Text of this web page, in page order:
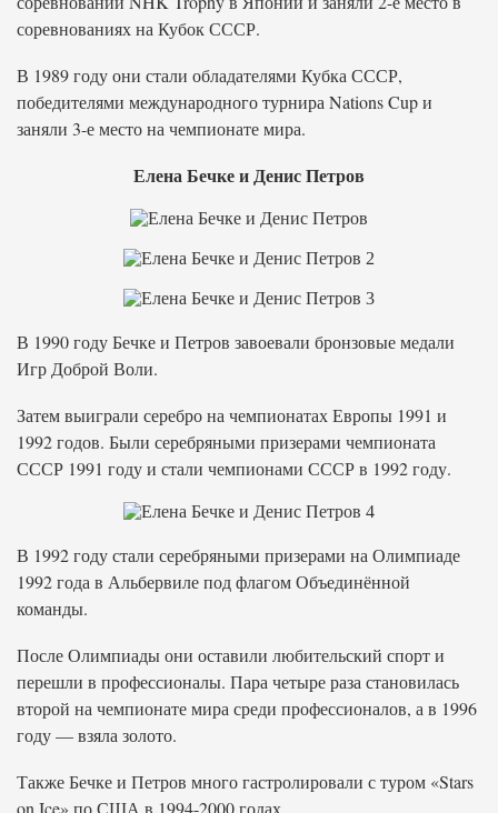
соревнованиях на Кубок СССР.
В 1989 году они стали обладателями Кубка СССР,
победителями международного турнира Nations Cup и
заняли 3-е место на чемпионате мира.
Елена Бечке и Денис Петров
В 1990 году Бечке и Петров завоевали бронзовые медали
Игр Доброй Воли.
Затем выиграли серебро на чемпионатах Европы 1991 и
1992 годов. Были серебряными призерами чемпионата
СССР 1991 году и стали чемпионами СССР в 1992 году.
В 1992 году стали серебряными призерами на Олимпиаде
1992 года в Альбервиле под флагом Объединённой
команды.
После Олимпиады они оставили любительский спорт и
перешли в профессионалы. Пара четыре раза становилась
второй на чемпионате мира среди профессионалов, а в 1996
году — взяла золото.
Также Бечке и Петров много гастролировали с туром «Stars
on Ice» по США в 1994-2000 годах.